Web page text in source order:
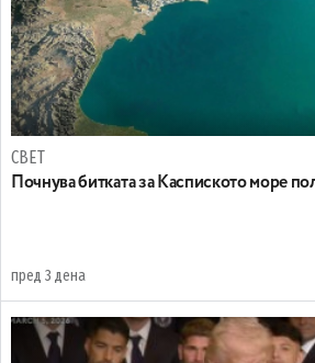
СВЕТ
Почнува битката за Каспиското море
пред 3 дена